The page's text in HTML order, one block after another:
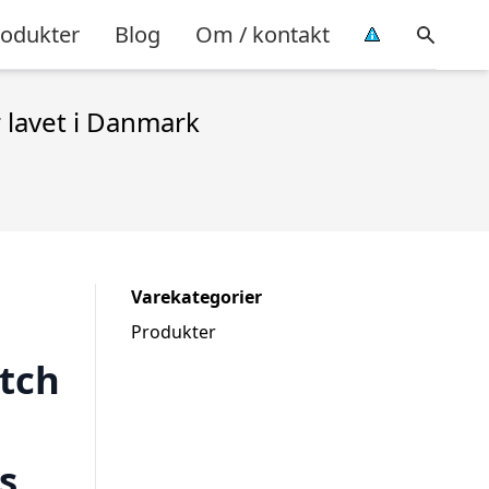
Blog Om / kontakt
i Danmark
Varekategorier
Produkter